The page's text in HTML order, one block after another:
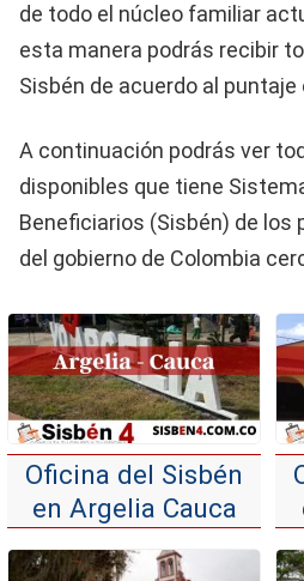
de todo el núcleo familiar
esta manera podrás recibir
Sisbén de acuerdo al puntaje
A continuación podrás ver
disponibles que tiene
Beneficiarios (Sisbén) de los
del gobierno de Colombia
Oficina del Sisbén
en Argelia Cauca